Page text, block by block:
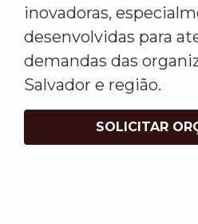
inovadoras,
desenvolvidas para
demandas das
Salvador e região.
SOLICITAR